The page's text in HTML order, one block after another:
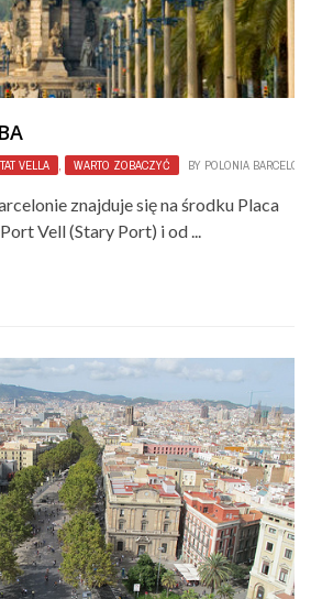
VELLA WARTO ZOBACZYĆ BY POLONIA
znajduje się na środku Placa
Vell (Stary Port) i od ...